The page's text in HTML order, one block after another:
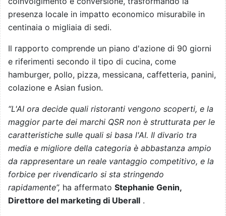
presenza locale in impatto economico misurabile in
centinaia o migliaia di sedi.
Il rapporto comprende un piano d'azione di 90 giorni
e riferimenti secondo il tipo di cucina, come
hamburger, pollo, pizza, messicana, caffetteria, panini,
colazione e Asian fusion.
“L'AI ora decide quali ristoranti vengono scoperti, e la
maggior parte dei marchi QSR non è strutturata per le
caratteristiche sulle quali si basa l'AI. Il divario tra
media e migliore della categoria è abbastanza ampio
da rappresentare un reale vantaggio competitivo, e la
forbice per rivendicarlo si sta stringendo
rapidamente”, ha affermato Stephanie Genin,
Direttore del marketing di Uberall .